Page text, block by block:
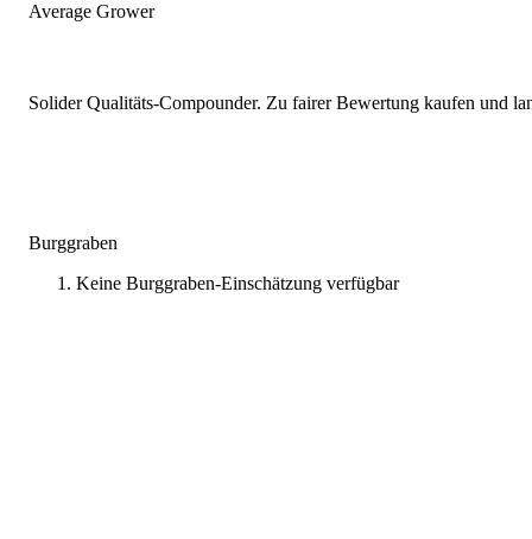
Average Grower
Solider Qualitäts-Compounder. Zu fairer Bewertung kaufen und
Burggraben
Keine Burggraben-Einschätzung verfügbar